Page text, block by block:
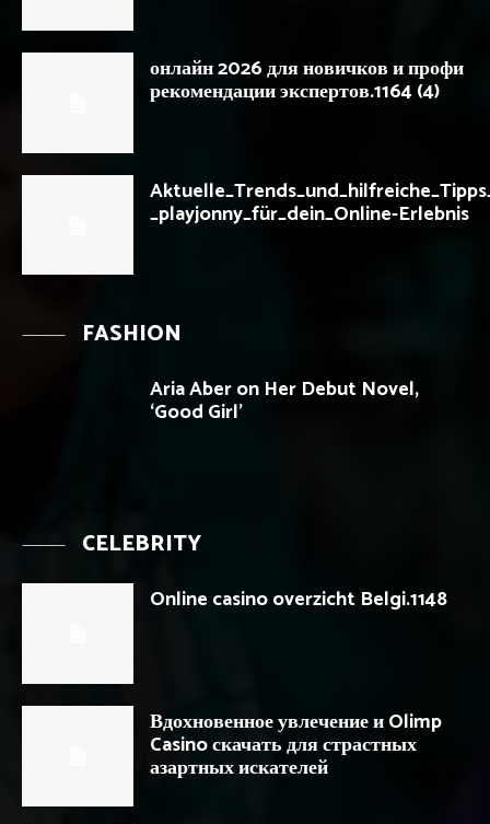
онлайн 2026 для новичков и профи
рекомендации экспертов.1164 (4)
_playjonny_für_dein_Online-Erlebnis
FASHION
Aria Aber on Her Debut Novel,
‘Good Girl’
CELEBRITY
Online casino overzicht Belgi.1148
Вдохновенное увлечение и Olimp
Casino скачать для страстных
азартных искателей